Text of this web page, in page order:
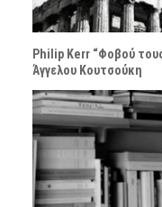
Philip Kerr “Φοβού
Άγγελου Κουτσούκη